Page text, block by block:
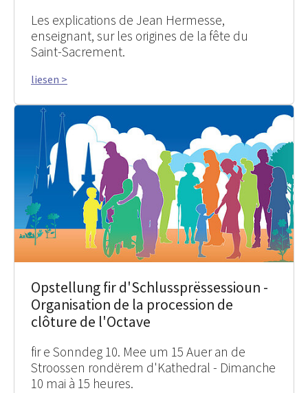
Les explications de Jean Hermesse,
enseignant, sur les origines de la fête du
Saint-Sacrement.
liesen >
Opstellung fir d'Schlussprëssessioun -
Organisation de la procession de
clôture de l'Octave
fir e Sonndeg 10. Mee um 15 Auer an de
Stroossen rondërem d'Kathedral - Dimanche
10 mai à 15 heures.